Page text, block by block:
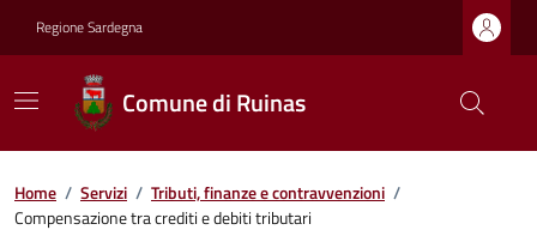
Regione Sardegna
Comune di Ruinas
Home / Servizi / Tributi, finanze e contravvenzioni /
Compensazione tra crediti e debiti tributari